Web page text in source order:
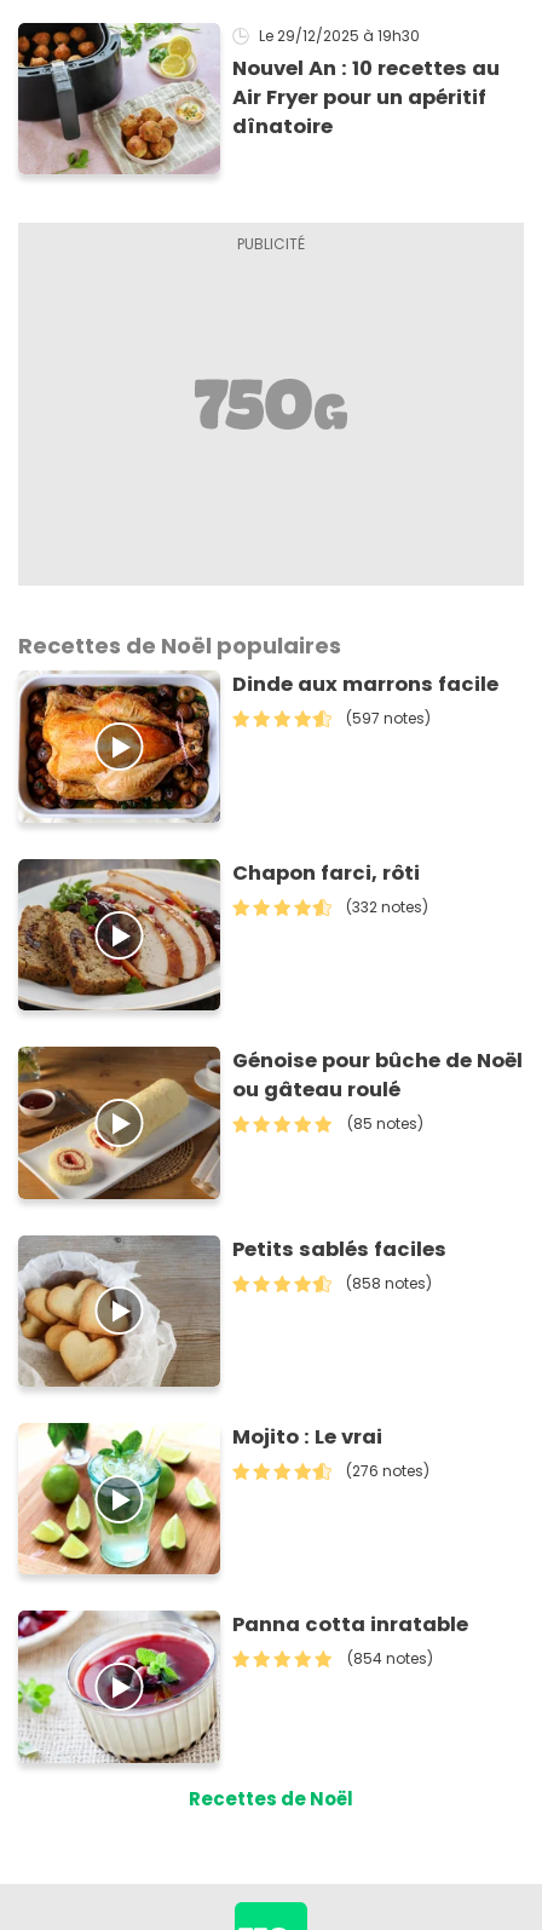
Le 29/12/2025 à 19h30
Nouvel An : 10 recettes au
Air Fryer pour un apéritif
dînatoire
Recettes de Noël populaires
Dinde aux marrons facile
(597 notes)
Chapon farci, rôti
(332 notes)
Génoise pour bûche de Noël
ou gâteau roulé
(85 notes)
Petits sablés faciles
(858 notes)
Mojito : Le vrai
(276 notes)
Panna cotta inratable
(854 notes)
Recettes de Noël